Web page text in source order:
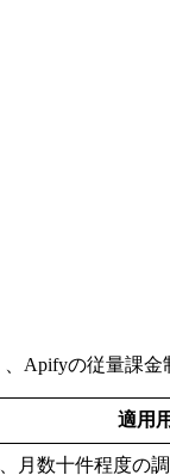
Apifyの従量課金
適用
月数十件程度の